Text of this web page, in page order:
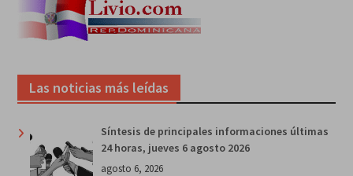
Las noticias más leídas
Síntesis de principales informaciones últimas
24 horas, jueves 6 agosto 2026
agosto 6, 2026